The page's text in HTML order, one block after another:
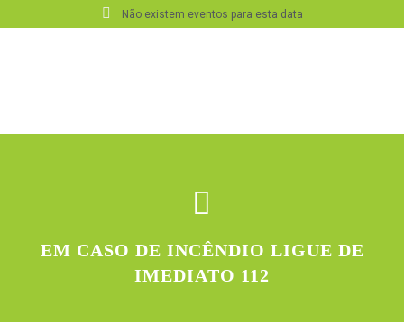
Não existem eventos para esta data
EM CASO DE INCÊNDIO LIGUE DE
IMEDIATO 112